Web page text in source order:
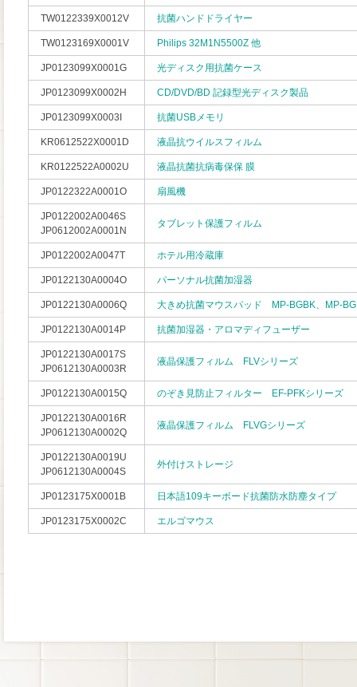
TW0122339X0012V 抗菌ハンドドライヤー
TW0123169X0001V Philips 32M1N5500Z 他
JP0123099X0001G 光ディスク用抗菌ケース
JP0123099X0002H CD/DVD/BD 記録型光ディスク製品
JP0123099X0003I 抗菌USBメモリ
KR0612522X0001D 液晶抗ウイルスフィルム
KR0122522A0002U 液晶抗菌抗病毒保保 膜
JP0122322A0001O 扇風機
JP0122002A0046S
JP0612002A0001N
タブレット保護フィルム
JP0122002A0047T ホテル用冷蔵庫
JP0122130A0004O パーソナル抗菌加湿器
JP0122130A0006Q 大きめ抗菌マウスパッド MP-BGBK、MP-
JP0122130A0014P 抗菌加湿器・アロマディフューザー
JP0122130A0017S
JP0612130A0003R
液晶保護フィルム FLVシリーズ
JP0122130A0015Q のぞき見防止フィルター EF-PFKシリーズ
JP0122130A0016R
JP0612130A0002Q
液晶保護フィルム FLVGシリーズ
JP0122130A0019U
JP0612130A0004S
外付けストレージ
JP0123175X0001B 日本語109キーボード抗菌防水防塵タイプ
JP0123175X0002C エルゴマウス